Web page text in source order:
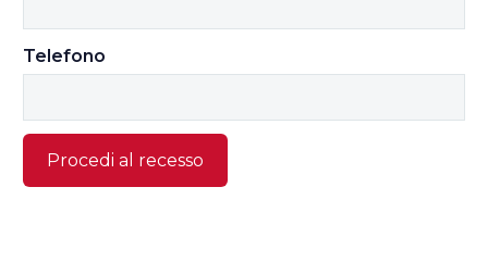
Telefono
Procedi al recesso